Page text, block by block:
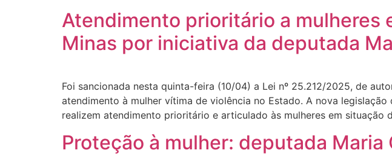
Atendimento prioritário a mulheres
Minas por iniciativa da deputada
Foi sancionada nesta quinta-feira (10/04) a Lei nº 25.212/2025, de
atendimento à mulher vítima de violência no Estado. A nova
realizem atendimento prioritário e articulado às mulheres em situação
Proteção à mulher: deputada